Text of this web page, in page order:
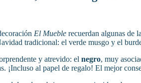
El Mueble recuerdan algunas de
tradicional: el verde musgo y el
y atrevido: el negro, muy
¡Incluso al papel de regalo! El mejor